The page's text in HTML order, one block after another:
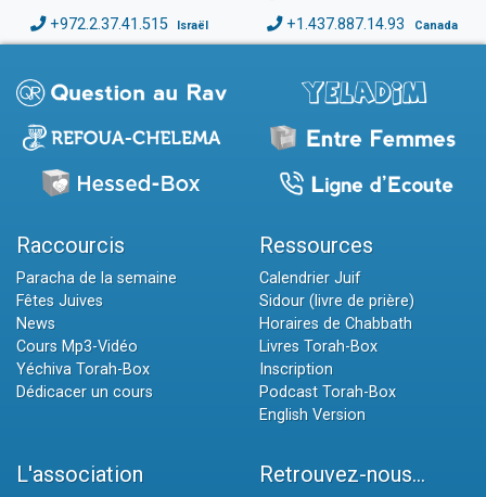
+972.2.37.41.515 Israël +1.437.887.14.93 Canada
Raccourcis
Paracha de la semaine
Fêtes Juives
News
Cours Mp3-Vidéo
Yéchiva Torah-Box
Dédicacer un cours
Ressources
Calendrier Juif
Sidour (livre de prière)
Horaires de Chabbath
Livres Torah-Box
Inscription
Podcast Torah-Box
English Version
L'association Retrouvez-nous...